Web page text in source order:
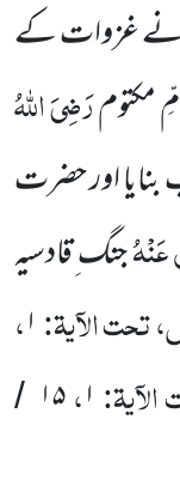
غزوات کے
مکتومرَضِیَ اللّٰہُ
بنایا اور حضرت
عَنْہُجنگ ِقادسیہ
تحت الآیۃ: ۱،
۱،۱۵ /